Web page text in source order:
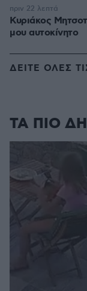
Κυριάκος
μου αυτοκίνητο
πριν 22 λεπτά
ΔΕΙΤΕ ΟΛΕΣ
ΤΑ ΠΙΟ